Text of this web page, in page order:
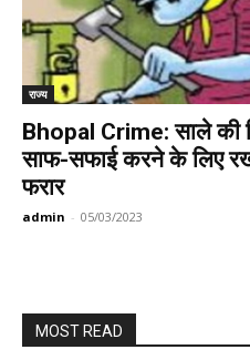
राज्य
Bhopal Crime: साले की
साफ-सफाई करने के लिए
फरार
admin - 05/03/2023
MOST READ